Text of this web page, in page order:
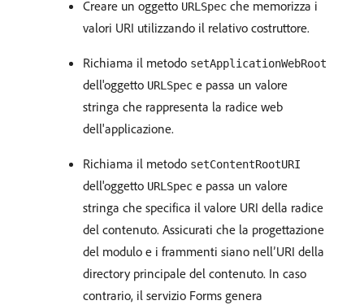
Creare un oggetto URLSpec che memorizza i
valori URI utilizzando il relativo costruttore.
Richiama il metodo setApplicationWebRoot
dell'oggetto URLSpec e passa un valore
stringa che rappresenta la radice web
dell'applicazione.
Richiama il metodo setContentRootURI
dell'oggetto URLSpec e passa un valore
stringa che specifica il valore URI della radice
del contenuto. Assicurati che la progettazione
del modulo e i frammenti siano nell’URI della
directory principale del contenuto. In caso
contrario, il servizio Forms genera